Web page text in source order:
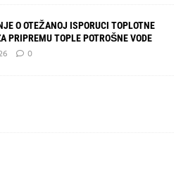
O OTEŽANOJ ISPORUCI TOPLOTNE
PRIPREMU TOPLE POTROŠNE VODE
0